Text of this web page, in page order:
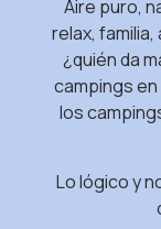
Aire puro,
relax,
¿quién da
campings en
los
Lo lógico y